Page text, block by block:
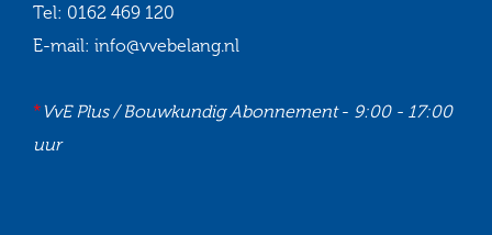
Tel: 0162 469 120
E-mail: info@vvebelang.nl
*VvE Plus / Bouwkundig Abonnement- 9:00 - 17:00
uur